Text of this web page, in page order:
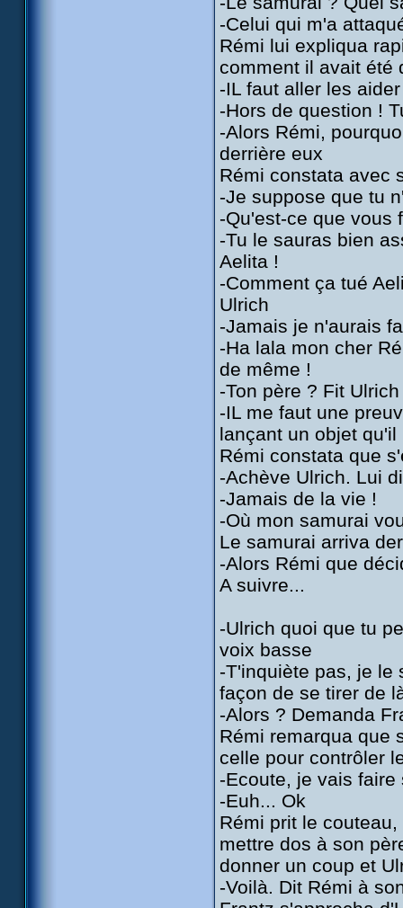
-Celui qui m'a
Rémi lui expliqua
comment il avait été
-IL faut aller les
-Hors de question !
-Alors Rémi,
derrière eux
Rémi constata avec
-Je suppose que tu
-Qu'est-ce que vous
-Tu le sauras bien
Aelita !
-Comment ça tué
Ulrich
-Jamais je n'aurais
-Ha lala mon cher
de même !
-Ton père ? Fit Ulrich
-IL me faut une
lançant un objet
Rémi constata que
-Achève Ulrich. Lui
-Jamais de la vie !
-Où mon samurai
Le samurai arriva
-Alors Rémi que
A suivre...
-Ulrich quoi que tu
voix basse
-T'inquiète pas, je le
façon de se tirer de
-Alors ? Demanda
Rémi remarqua que
celle pour contrôler
-Ecoute, je vais
-Euh... Ok
Rémi prit le
mettre dos à son
donner un coup et
-Voilà. Dit Rémi à